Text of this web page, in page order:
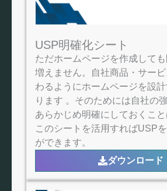
USP明確化シート
ただホームページを作成して
増えません。自社商品・サー
わるようにホームページを設
ります 。そのためには自社の
あらかじめ明確にしておくこと
このシートを活用すればUSP
ができます。
ダウンロード